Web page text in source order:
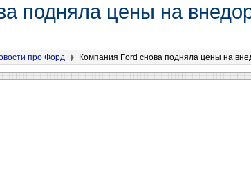
подняла цены на
про Форд